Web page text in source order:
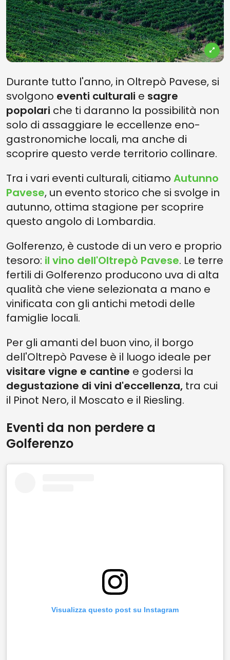
Durante tutto l'anno, in Oltrepò Pavese, si
svolgono eventi culturali e sagre
popolari che ti daranno la possibilità non
solo di assaggiare le eccellenze eno-
gastronomiche locali, ma anche di
scoprire questo verde territorio collinare.
Tra i vari eventi culturali, citiamo Autunno
Pavese, un evento storico che si svolge in
autunno, ottima stagione per scoprire
questo angolo di Lombardia.
Golferenzo, è custode di un vero e proprio
tesoro: il vino dell'Oltrepò Pavese. Le terre
fertili di Golferenzo producono uva di alta
qualità che viene selezionata a mano e
vinificata con gli antichi metodi delle
famiglie locali.
Per gli amanti del buon vino, il borgo
dell'Oltrepò Pavese è il luogo ideale per
visitare vigne e cantine e godersi la
degustazione di vini d'eccellenza, tra cui
il Pinot Nero, il Moscato e il Riesling.
Eventi da non perdere a
Golferenzo
Visualizza questo post su Instagram